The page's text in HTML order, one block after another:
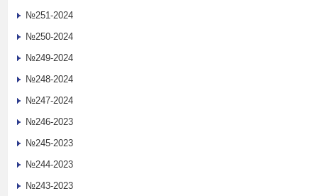
№251-2024
№250-2024
№249-2024
№248-2024
№247-2024
№246-2023
№245-2023
№244-2023
№243-2023